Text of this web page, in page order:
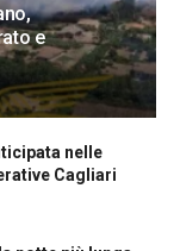
e
nelle
Cagliari